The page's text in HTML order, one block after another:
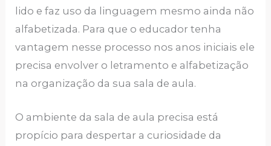
lido e faz uso da linguagem mesmo ainda não
alfabetizada. Para que o educador tenha
vantagem nesse processo nos anos iniciais ele
precisa envolver o letramento e alfabetização
na organização da sua sala de aula.
O ambiente da sala de aula precisa está
propício para despertar a curiosidade da